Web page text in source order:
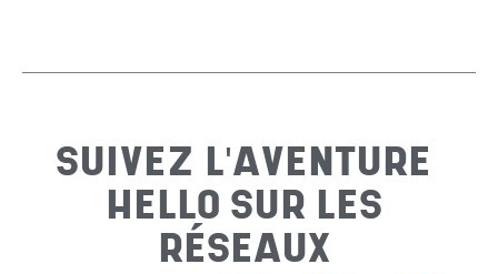
SUIVEZ L'AVENTURE
HELLO SUR LES
RÉSEAUX